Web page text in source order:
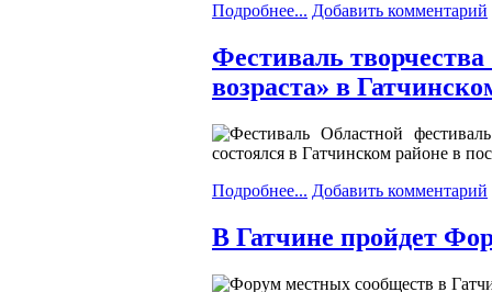
Подробнее... Добавить комментарий
Фестиваль творчества
возраста» в
Областной
состоялся в Гатчинском районе в
Подробнее... Добавить комментарий
В Гатчине пройдет